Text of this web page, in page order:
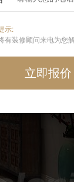
示:
有装修顾问来电为您